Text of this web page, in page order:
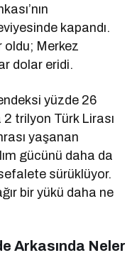
kapandı.
oldu; Merkez
dolar eridi.
yüzde 26
trilyon Türk Lirası
yaşanan
gücünü daha da
sürüklüyor.
bir yükü daha ne
Arkasında Neler